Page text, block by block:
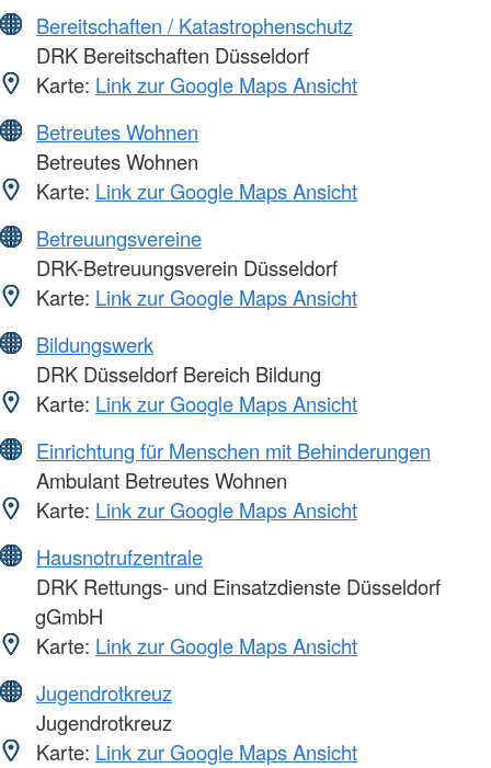
Bereitschaften / Katastrophenschutz
DRK Bereitschaften Düsseldorf
Karte: Link zur Google Maps Ansicht
Betreutes Wohnen
Betreutes Wohnen
Karte: Link zur Google Maps Ansicht
Betreuungsvereine
DRK-Betreuungsverein Düsseldorf
Karte: Link zur Google Maps Ansicht
Bildungswerk
DRK Düsseldorf Bereich Bildung
Karte: Link zur Google Maps Ansicht
Einrichtung für Menschen mit Behinderungen
Ambulant Betreutes Wohnen
Karte: Link zur Google Maps Ansicht
Hausnotrufzentrale
DRK Rettungs- und Einsatzdienste Düsseldorf
gGmbH
Karte: Link zur Google Maps Ansicht
Jugendrotkreuz
Jugendrotkreuz
Karte: Link zur Google Maps Ansicht